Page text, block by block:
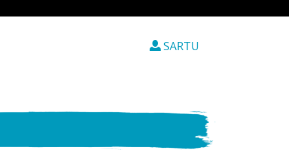
SARTU